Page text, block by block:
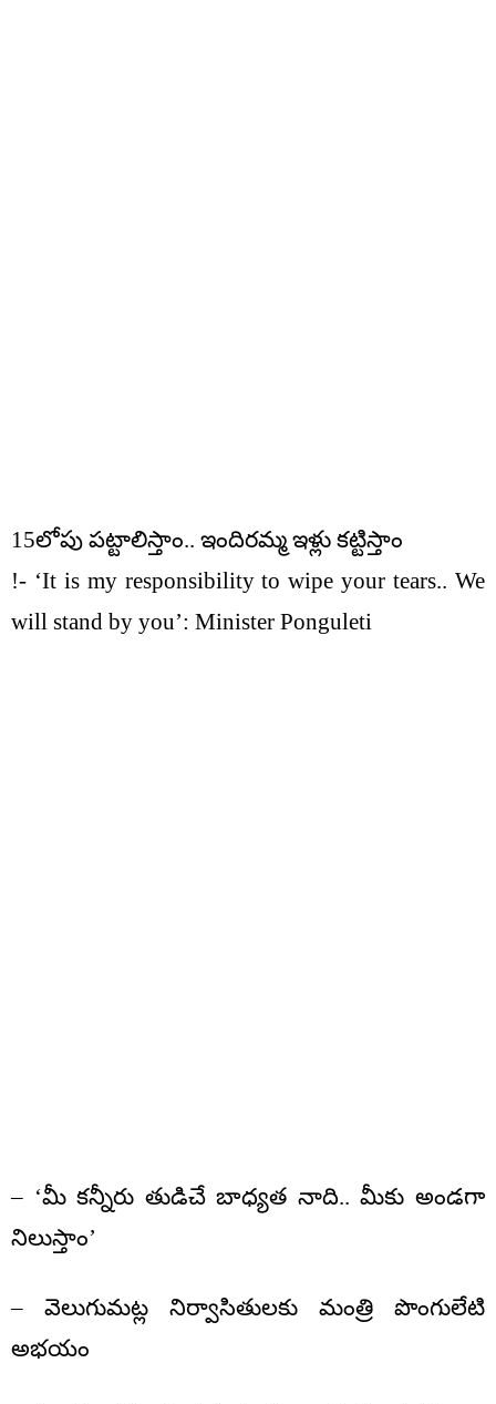
15లోపు పట్టాలిస్తాం.. ఇందిరమ్మ ఇళ్లు కట్టిస్తాం
!- ‘It is my responsibility to wipe your tears.. We
will stand by you’: Minister Ponguleti
– ‘మీ కన్నీరు తుడిచే బాధ్యత నాది.. మీకు అండగా
నిలుస్తాం’
– వెలుగుమట్ల నిర్వాసితులకు మంత్రి పొంగులేటి
అభయం